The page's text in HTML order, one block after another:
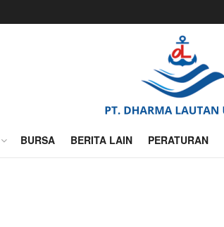
BURSA BERITA LAIN PERATURAN